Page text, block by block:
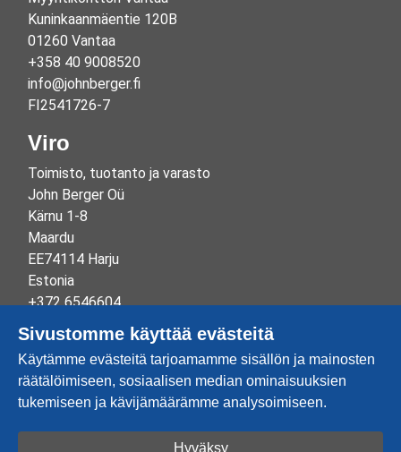
Kuninkaanmäentie 120B
01260 Vantaa
+358 40 9008520
info@johnberger.fi
FI2541726-7
Viro
Toimisto, tuotanto ja varasto
John Berger Oü
Kärnu 1-8
Maardu
EE74114 Harju
Estonia
+372 6546604
info@johnberger.ee
Reg.nr 10265834
EE100332513
Sivustomme käyttää evästeitä
Käytämme evästeitä tarjoamamme sisällön ja mainosten
räätälöimiseen, sosiaalisen median ominaisuuksien
tukemiseen ja kävijämäärämme analysoimiseen.
Hyväksy